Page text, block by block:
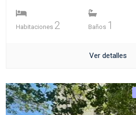
Habitaciones 2 Baños 1
Ver detalles